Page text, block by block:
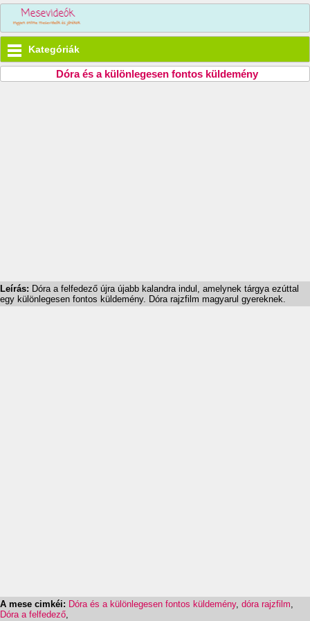
Kategóriák
Dóra és a különlegesen fontos küldemény
Leírás: Dóra a felfedező újra újabb kalandra indul, amelynek tárgya ezúttal
egy különlegesen fontos küldemény. Dóra rajzfilm magyarul gyereknek.
A mese cimkéi: Dóra és a különlegesen fontos küldemény, dóra rajzfilm
Dóra a felfedező